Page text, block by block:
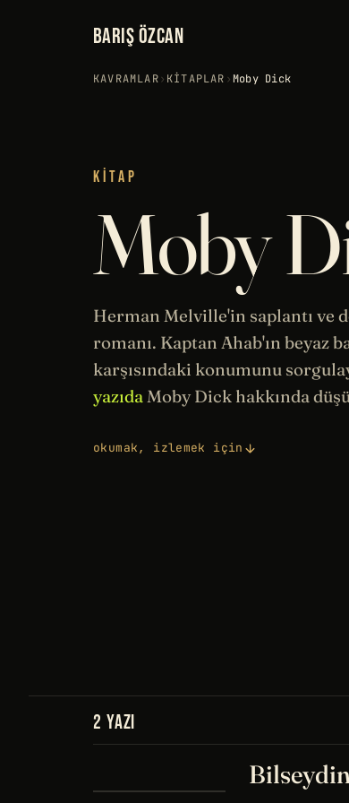
BARIŞ ÖZCAN
KAVRAMLAR› KITAPLAR › Moby Dick
KITAP
Moby
Herman Melville'in saplantı ve
romanı. Kaptan Ahab'ın beyaz
karşısındaki konumunu
yazıdaMoby Dick hakkında
okumak, izlemek için
2 YAZI